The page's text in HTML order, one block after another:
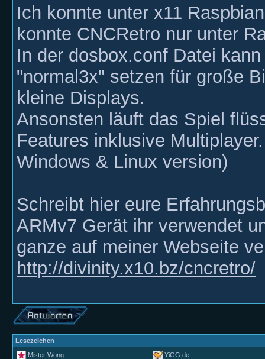
Ich konnte unter x11
konnte CNCRetro nur unter
In der dosbox.conf Datei
"normal3x" setzen für große
kleine Displays.
Ansonsten läuft das Spiel
Features inklusive
Windows & Linux version)
Schreibt hier eure
ARMv7 Gerät ihr verwendet
ganze auf meiner Webseite
http://divinity.x10.bz/cncretro/
Lesezeichen
Mister Wong
YiGG.de